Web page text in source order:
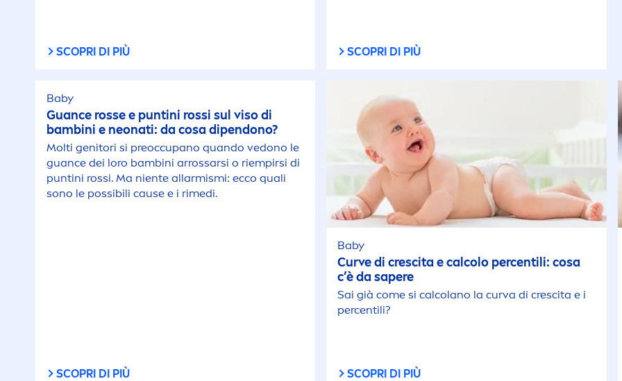
SCOPRI DI PIÙ SCOPRI DI PIÙ
Baby
Guance rosse e puntini rossi sul viso di
bambini e neonati: da cosa dipendono?
Molti genitori si preoccupano quando vedono le
guance dei loro bambini arrossarsi o riempirsi di
puntini rossi. Ma niente allarmismi: ecco quali
sono le possibili cause e i rimedi.
SCOPRI DI PIÙ
Baby
Curve di crescita e calcolo percentili: cosa
c’è da sapere
Sai già come si calcolano la curva di crescita e i
percentili?
SCOPRI DI PIÙ